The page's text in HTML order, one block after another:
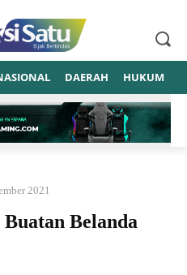
DAERAH HUKUM
2021
Belanda